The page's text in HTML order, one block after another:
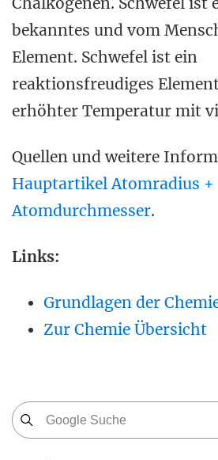
bekanntes und vom
Element. Schwefel ist ein
reaktionsfreudiges
erhöhter Temperatur mit
Quellen und weitere
Hauptartikel Atomradius +
Atomdurchmesser.
Links:
Grundlagen der
Zur Chemie Übersicht